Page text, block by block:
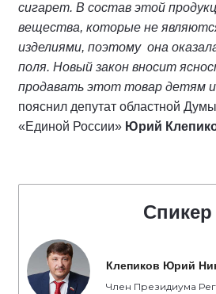
сигарет. В состав этой
вещества, которые не
изделиями, поэтому она
поля. Новый закон вносит
продавать этот товар детям
пояснил депутат областной
«Единой России» Юрий
Спикер
Клепиков Юрий
Член Президиума